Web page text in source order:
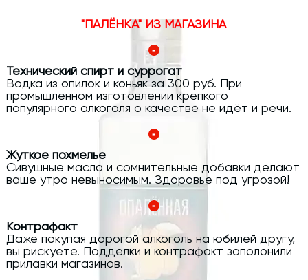
"ПАЛЁНКА" ИЗ МАГАЗИНА
Технический спирт и суррогат
Водка из опилок и коньяк за 300 руб. При
промышленном изготовлении крепкого
популярного алкоголя о качестве не идёт и речи.
Жуткое похмелье
Сивушные масла и сомнительные добавки делают
ваше утро невыносимым. Здоровье под угрозой!
Контрафакт
Даже покупая дорогой алкоголь на юбилей другу,
вы рискуете. Подделки и контрафакт заполонили
прилавки магазинов.